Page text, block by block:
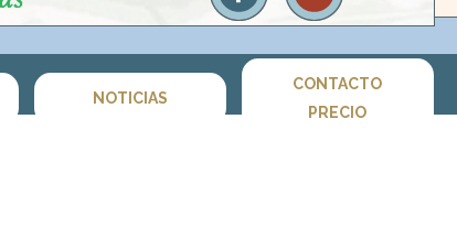
NOTICIAS
CONTACTO
PRECIO